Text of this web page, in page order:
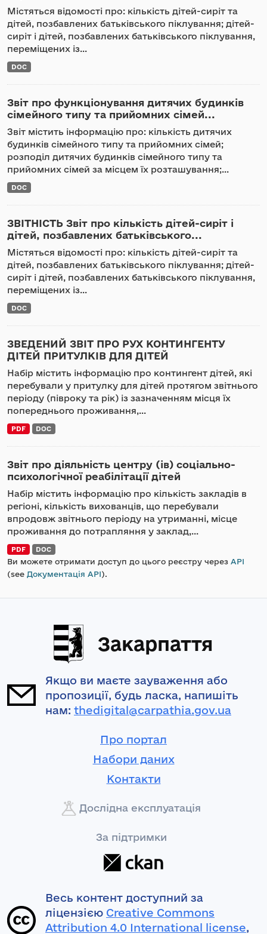
Містяться відомості про: кількість дітей-сиріт та
дітей, позбавлених батьківського піклування; дітей-
сиріт і дітей, позбавлених батьківського піклування,
переміщених із...
DOC
Звіт про функціонування дитячих будинків
сімейного типу та прийомних сімей...
Звіт містить інформацію про: кількість дитячих
будинків сімейного типу та прийомних сімей;
розподіл дитячих будинків сімейного типу та
прийомних сімей за місцем їх розташування;...
DOC
ЗВІТНІСТЬ Звіт про кількість дітей-сиріт і
дітей, позбавлених батьківського...
Містяться відомості про: кількість дітей-сиріт та
дітей, позбавлених батьківського піклування; дітей-
сиріт і дітей, позбавлених батьківського піклування,
переміщених із...
DOC
ЗВЕДЕНИЙ ЗВІТ ПРО РУХ КОНТИНГЕНТУ
ДІТЕЙ ПРИТУЛКІВ ДЛЯ ДІТЕЙ
Набір містить інформацію про контингент дітей, які
перебували у притулку для дітей протягом звітнього
періоду (півроку та рік) із зазначенням місця їх
попереднього проживання,...
PDF DOC
Звіт про діяльність центру (ів) соціально-
психологічної реабілітації дітей
Набір містить інформацію про кількість закладів в
регіоні, кількість вихованців, що перебували
впродовж звітнього періоду на утриманні, місце
проживання до потрапляння у заклад,...
PDF DOC
Ви можете отримати доступ до цього реєстру через API
(see Документація API).
Закарпаття
Якщо ви маєте зауваження або
пропозиції, будь ласка, напишіть
нам: thedigital@carpathia.gov.ua
Про портал
Набори даних
Контакти
Дослідна експлуатація
За підтримки
Весь контент доступний за
ліцензією Creative Commons
Attribution 4.0 International license,